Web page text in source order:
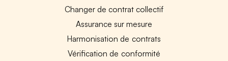
Changer de contrat collectif
Assurance sur mesure
Harmonisation de contrats
Vérification de conformité